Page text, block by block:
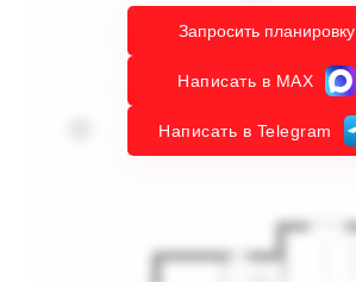
Запросить планировку
Написать в MAX
Написать в Telegram